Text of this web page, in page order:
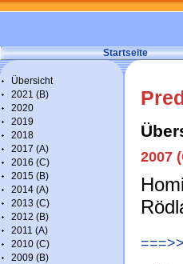
Startseite
Übersicht
2021 (B)
2020
2019
2018
2017 (A)
2016 (C)
2015 (B)
2014 (A)
2013 (C)
2012 (B)
2011 (A)
2010 (C)
2009 (B)
2007